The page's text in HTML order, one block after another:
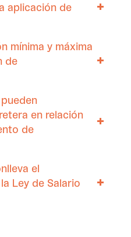
aplicación de
mínima y máxima
de
en relación
de
el
Ley de Salario